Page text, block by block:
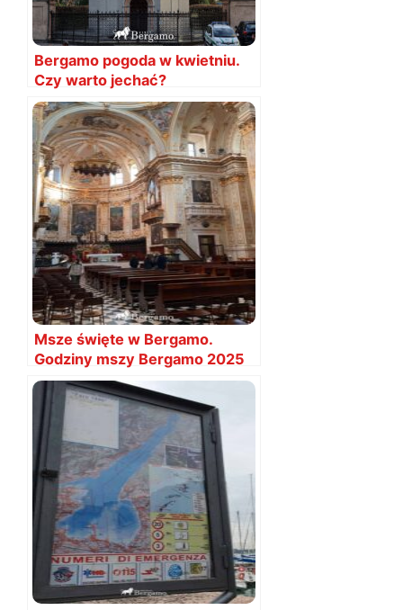
Bergamo pogoda w kwietniu.
Czy warto jechać?
Temperatury
Msze święte w Bergamo.
Godziny mszy Bergamo 2025